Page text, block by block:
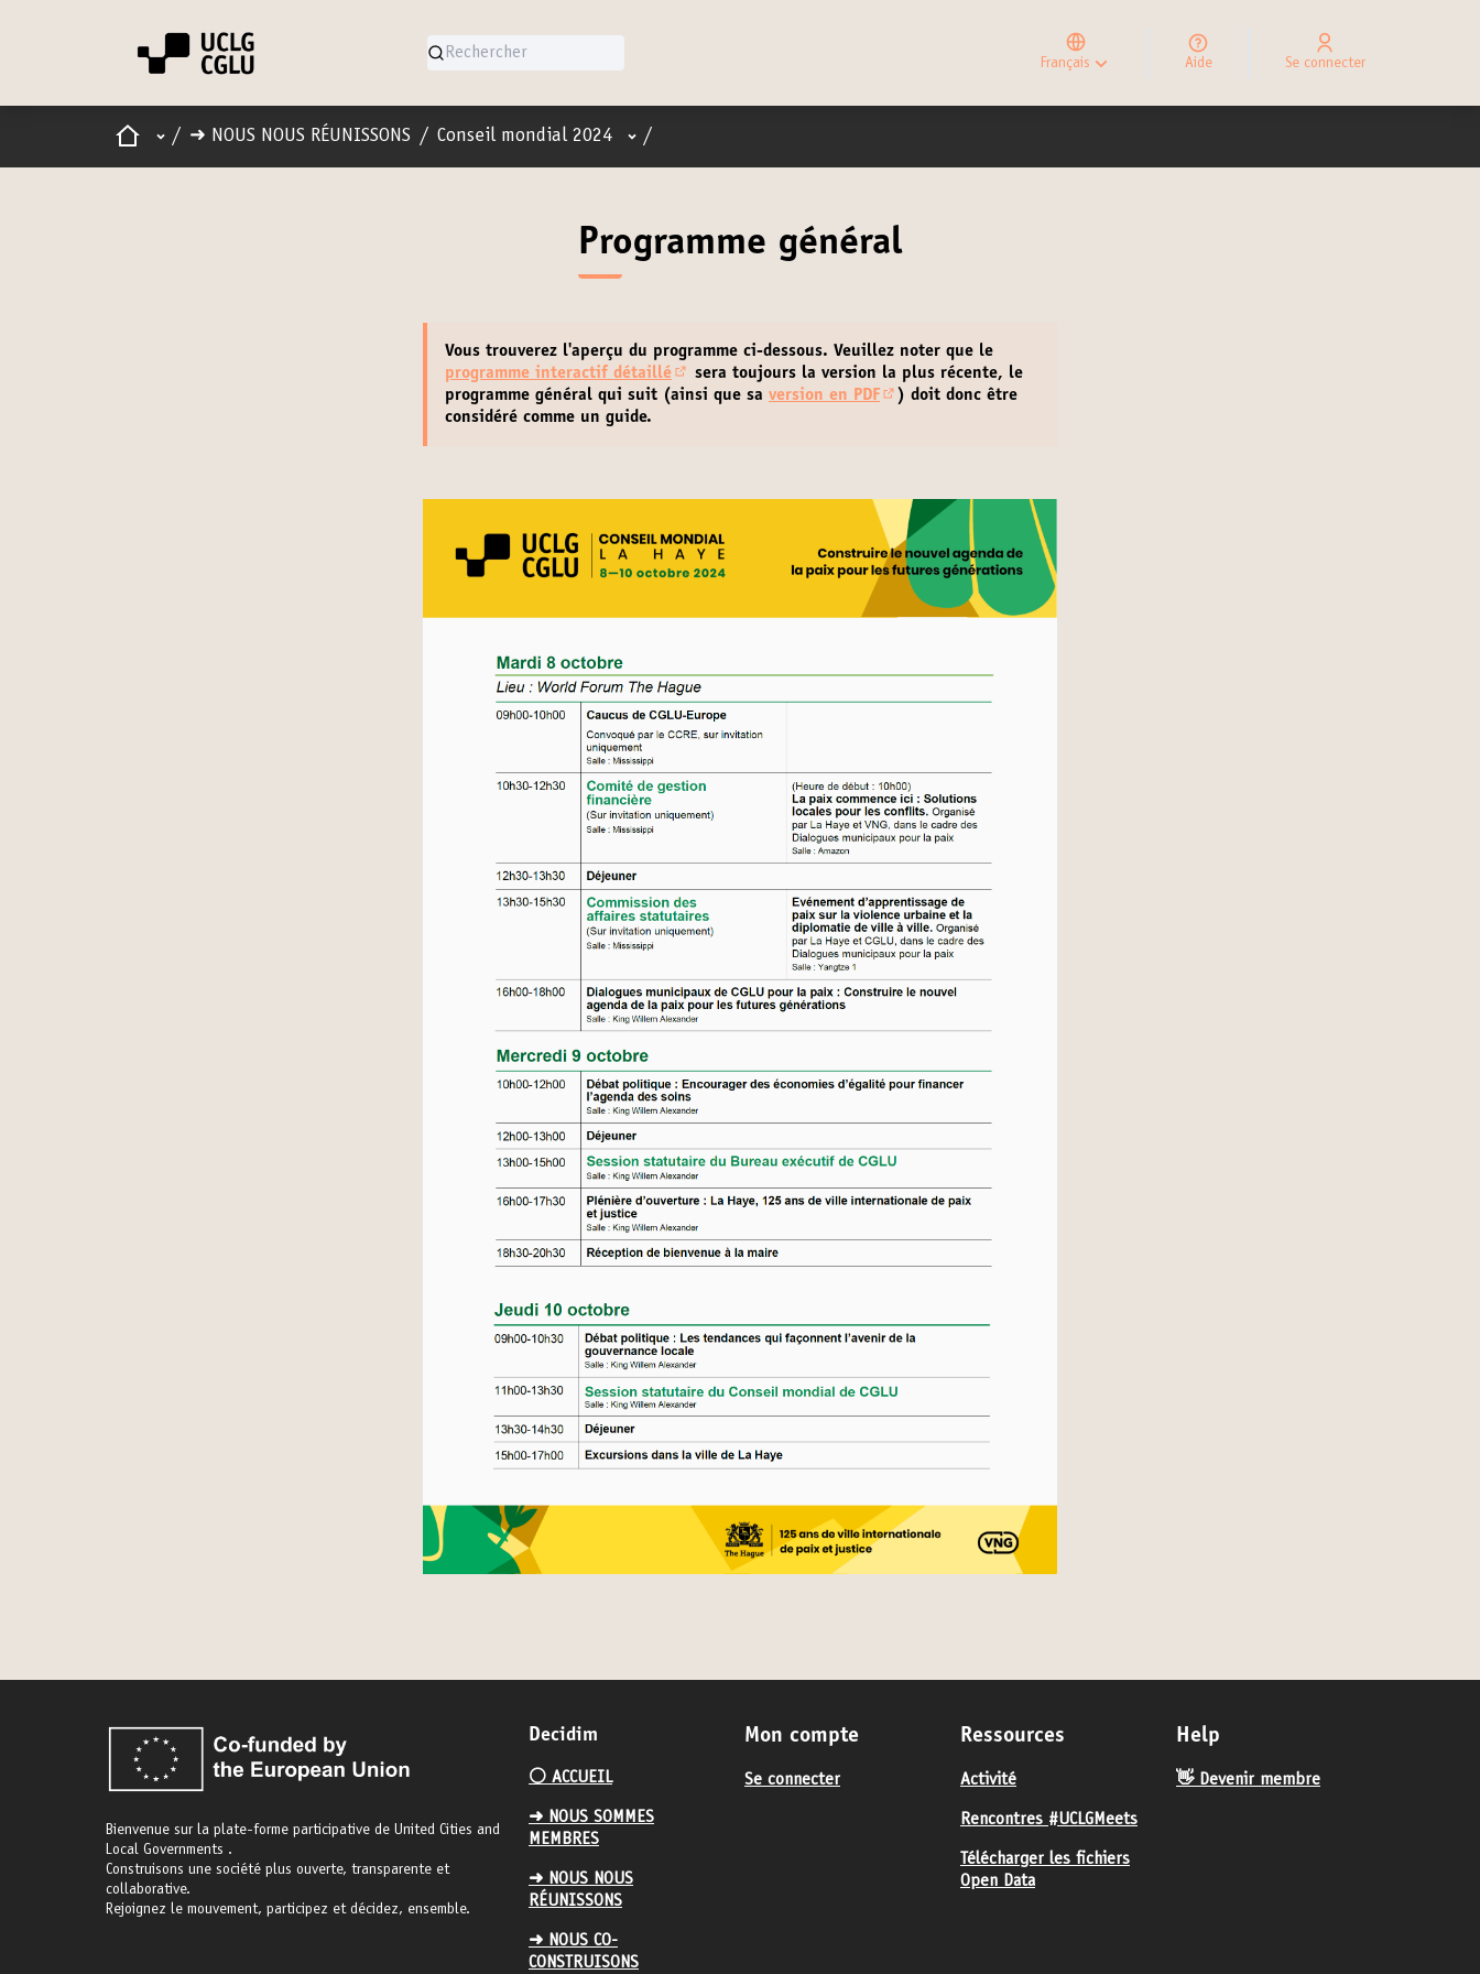
Français
Elegir el idioma
Choose language
Aide Se connecter
AccueilMenu principal
/ ➜ NOUS NOUS RÉUNISSONS / Conseil mondial 2024 Menu utilisateur
/
Programme général
Vous trouverez l'aperçu du programme ci-dessous. Veuillez noter que le
programme interactif détaillé
(S'ouvre dans un nouvel onglet)
sera toujours la version la plus récente, le
programme général qui suit (ainsi que sa version en PDF
(Lien externe)
) doit donc être
considéré comme un guide.
Bienvenue sur la plate-forme participative de United Cities and
Local Governments .
Construisons une société plus ouverte, transparente et
collaborative.
Rejoignez le mouvement, participez et décidez, ensemble.
Decidim
⚪️ ACCUEIL
➜ NOUS SOMMES
MEMBRES
➜ NOUS NOUS
RÉUNISSONS
➜ NOUS CO-
CONSTRUISONS
Mon compte
Se connecter
Ressources
Activité
Rencontres #UCLGMeets
Télécharger les fichiers
Open Data
Help
👋 Devenir membre